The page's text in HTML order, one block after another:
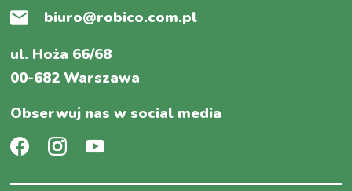
biuro@robico.com.pl
ul. Hoża 66/68
00-682 Warszawa
Obserwuj nas w social media